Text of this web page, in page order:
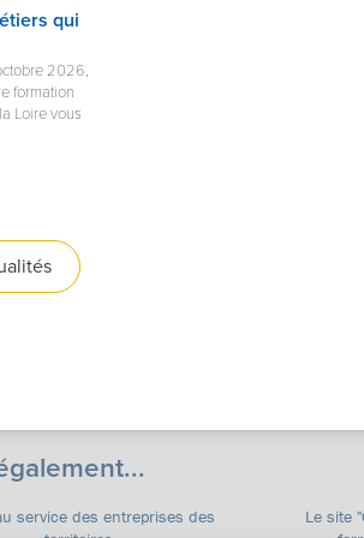
qui
2026,
formation
Loire vous
service des entreprises des
Le site